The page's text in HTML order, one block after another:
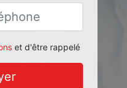
et d'être rappelé